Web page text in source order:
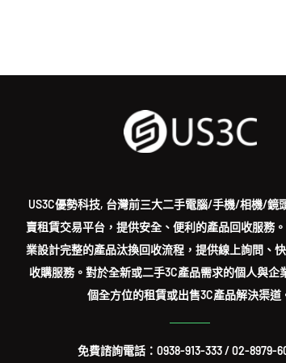
US3C優勢科技, 台灣前三大二手電腦/手機/相機/鏡
賣租賃交易平台，提供安全、便利的產品回收服務
業設計完整的產品汰換回收流程，提供線上詢問、
收購服務。對於全新或二手3C產品需求的個人與企
個全方位的租賃或出售3C產品解決渠道
免費諮詢電話：0938-913-333/02-8979-